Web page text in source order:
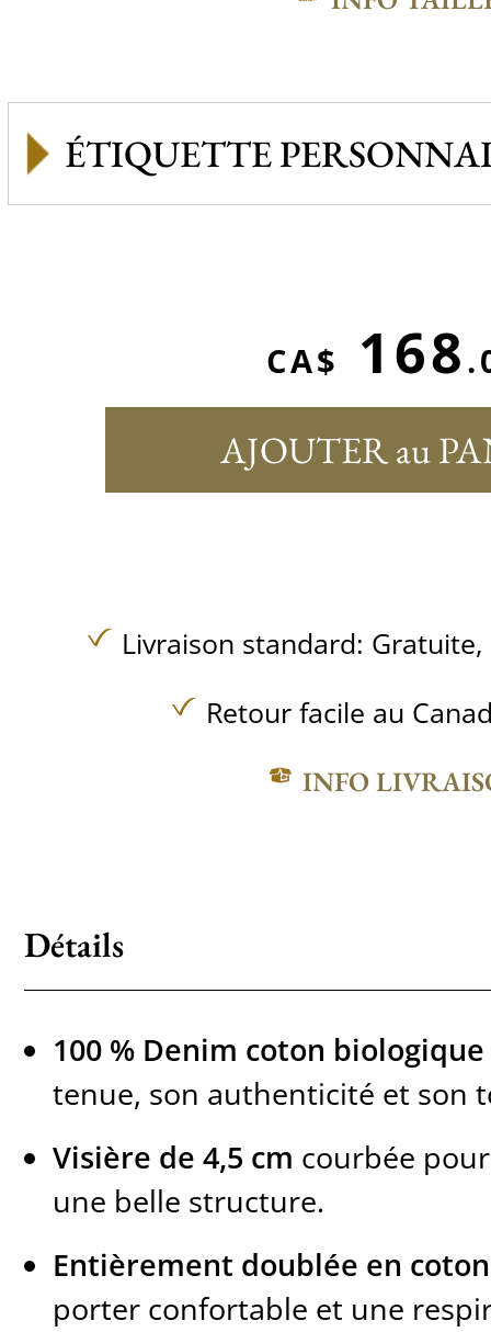
ÉTIQUETTE
CA$ 168
AJOUTER au
Livraison standard: Gratuite,
Retour facile au
INFO
Détails
100 % Denim coton biologique
tenue, son authenticité et son
Visière de 4,5 cm courbée
une belle structure.
Entièrement doublée en coton
porter confortable et une